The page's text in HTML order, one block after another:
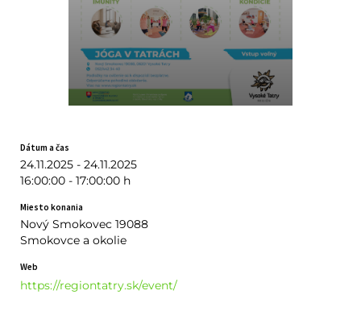
Dátum a čas
24.11.2025 - 24.11.2025
16:00:00 - 17:00:00 h
Miesto konania
Nový Smokovec 19088
Smokovce a okolie
Web
https://regiontatry.sk/event/